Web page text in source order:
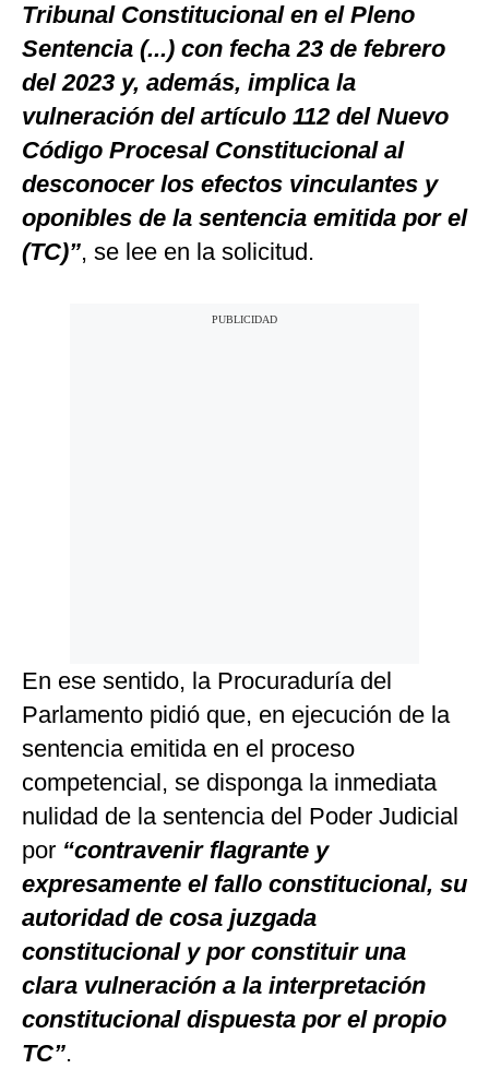
Tribunal Constitucional en el Pleno
Sentencia (...) con fecha 23 de febrero
del 2023 y, además, implica la
vulneración del artículo 112 del Nuevo
Código Procesal Constitucional al
desconocer los efectos vinculantes y
oponibles de la sentencia emitida por el
(TC)”, se lee en la solicitud.
En ese sentido, la Procuraduría del
Parlamento pidió que, en ejecución de la
sentencia emitida en el proceso
competencial, se disponga la inmediata
nulidad de la sentencia del Poder Judicial
por “contravenir flagrante y
expresamente el fallo constitucional, su
autoridad de cosa juzgada
constitucional y por constituir una
clara vulneración a la interpretación
constitucional dispuesta por el propio
TC”.